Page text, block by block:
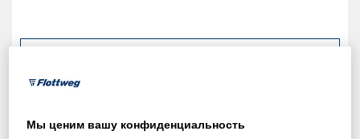
Мы ценим вашу конфиденциальность